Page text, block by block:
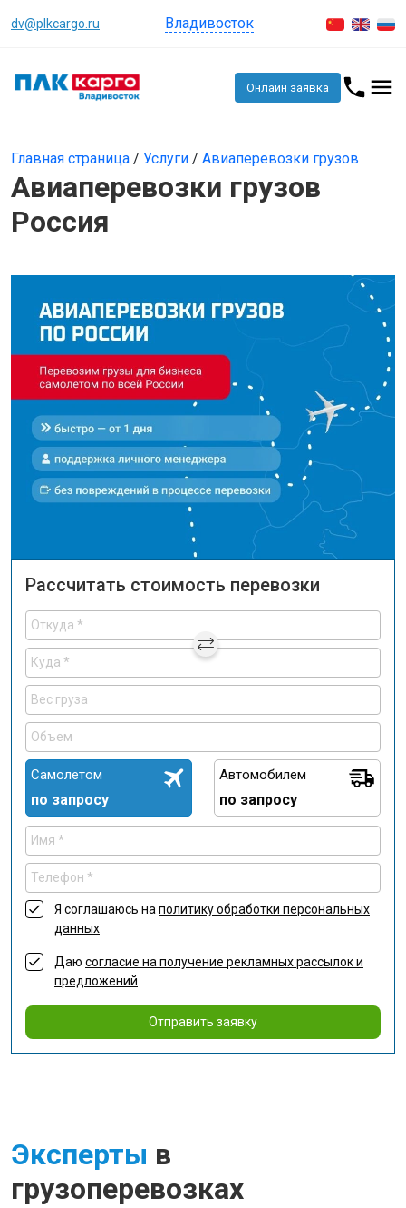
dv@plkcargo.ru Владивосток
Онлайн заявка
Главная страница / Услуги / Авиаперевозки грузов
Авиаперевозки грузов
Россия
Рассчитать стоимость перевозки
Самолетом
по запросу
Автомобилем
по запросу
Я соглашаюсь наполитику обработки персональных
данных
Даю согласие на получение рекламных рассылок и
предложений
Отправить заявку
Эксперты в
грузоперевозках